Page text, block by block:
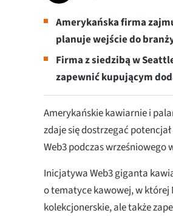
Amerykańska firma
planuje wejście do
Firma z siedzibą w
zapewnić kupującym
Amerykańskie kawiarnie i
zdaje się dostrzegać
Web3 podczas wrześniowego
Inicjatywa Web3 giganta
o tematyce kawowej, w której
kolekcjonerskie, ale także